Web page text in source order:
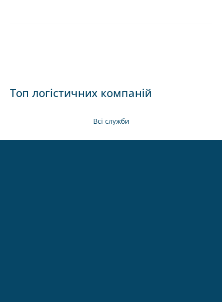
Топ логістичних компаній
Всі служби